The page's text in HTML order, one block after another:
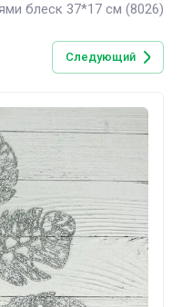
блеск 37*17 см (8026)
Следующий